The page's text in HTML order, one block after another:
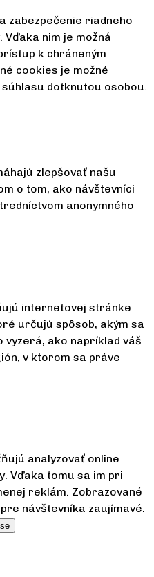
zabezpečenie riadneho
nim je možná
k chráneným
cookies je možné
dotknutou osobou.
zlepšovať našu
o tom, ako návštevníci
anonymného
internetovej stránke
určujú spôsob, akým sa
vyzerá, ako napríklad váš
v ktorom sa práve
analyzovať online
Vďaka tomu sa im pri
reklám. Zobrazované
návštevníka zaujímavé.